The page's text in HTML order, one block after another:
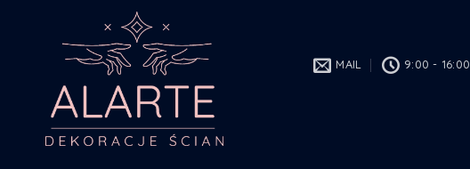
MAIL 9:00 - 16:00